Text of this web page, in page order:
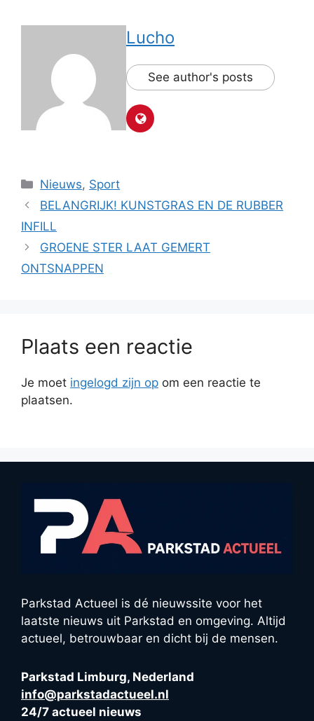
Lucho
See author's posts
Categorieën
Nieuws, Sport
BELANGRIJK! KUNSTGRAS EN DE RUBBER
INFILL
GROENE STER LAAT GEMERT
ONTSNAPPEN
Plaats een reactie
Je moet ingelogd zijn op om een reactie te
plaatsen.
Parkstad Actueel is dé nieuwssite voor het
laatste nieuws uit Parkstad en omgeving. Altijd
actueel, betrouwbaar en dicht bij de mensen.
Parkstad Limburg, Nederland
info@parkstadactueel.nl
24/7 actueel nieuws